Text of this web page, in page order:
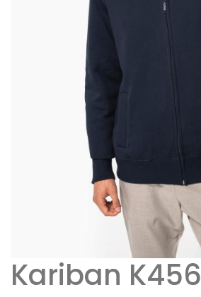
Kariban K456